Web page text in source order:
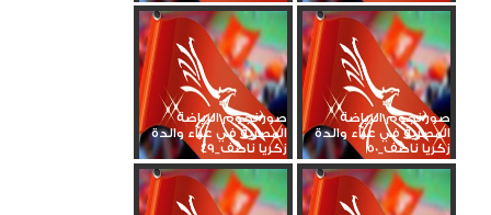
صور نجوم الرياضة
المصرية في عزاء والدة
زكريا ناصف_50
صور نجوم الرياضة
المصرية في عزاء والدة
زكريا ناصف_49